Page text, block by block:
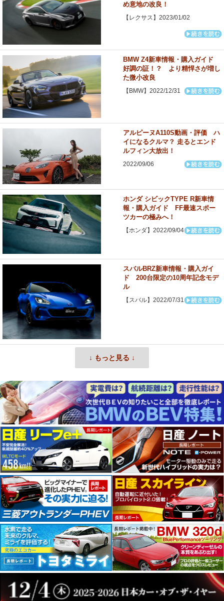
め意地の改良！
【レクサス】2023/01/02
BMW Z4新車情報・購入ガイド
好調の証！？ より精悍さが増し
た微小改良
【BMW】2022/12/31
アルピーヌA110S動画・評価 ハ
イになるクルマ？ 走るとエンド
ルフィン大放出！
2022/09/06
ホンダ シビックTYPE R新車情
報・購入ガイド FF最速スポー
ツカーの極みへ！
【ホンダ】2022/09/04
スバルBRZ新車情報・購入ガイ
ド 200台限定の10周年記念モデ
ル
【スバル】2022/07/31
↓ もっと見る ↓